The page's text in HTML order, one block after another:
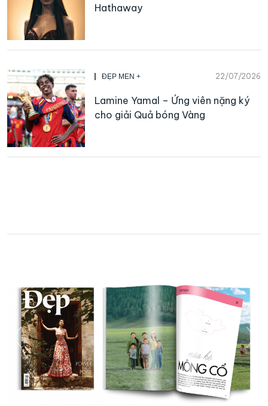
Hathaway
ĐẸP MEN + 22/07/2026
Lamine Yamal – Ứng viên nặng ký
cho giải Quả bóng Vàng